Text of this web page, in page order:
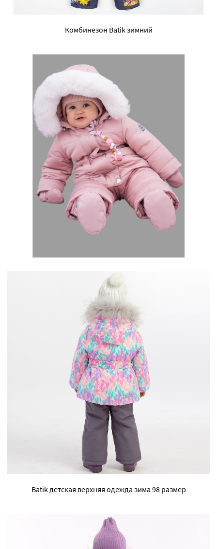
Комбинезон Batik зимний
Batik детская верхняя одежда зима 98 размер